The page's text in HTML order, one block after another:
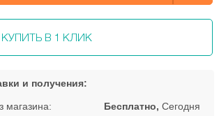
КУПИТЬ В 1 КЛИК
и получения:
магазина: Бесплатно, Сегодня